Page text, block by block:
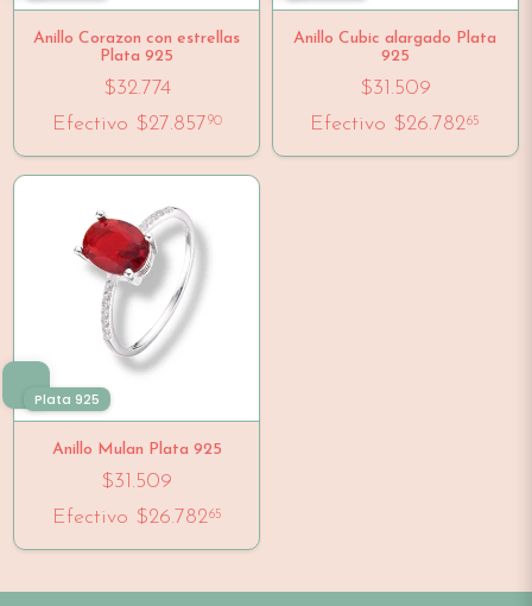
Anillo Corazon con estrellas
Plata 925
$32.774
Efectivo $27.85790
Anillo Cubic alargado Plata
925
$31.509
Efectivo $26.78265
Plata 925
Anillo Mulan Plata 925
$31.509
Efectivo $26.78265